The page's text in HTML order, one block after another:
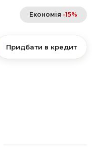
Економія -15%
Придбати в кредит